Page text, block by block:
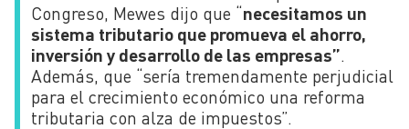
Congreso, Mewes dijo que “necesitamos un
sistema tributario que promueva el ahorro,
inversión y desarrollo de las empresas”.
Además, que “sería tremendamente perjudicial
para el crecimiento económico una reforma
tributaria con alza de impuestos”.